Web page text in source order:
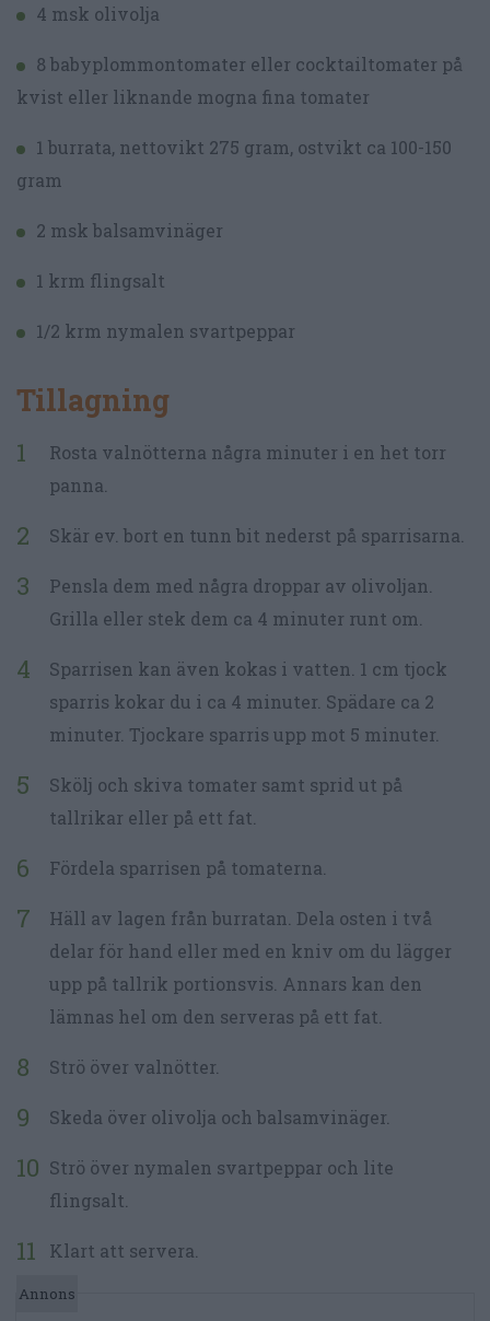
4 msk olivolja
8 babyplommontomater eller cocktailtomater på
kvist eller liknande mogna fina tomater
1 burrata, nettovikt 275 gram, ostvikt ca 100-150
gram
2 msk balsamvinäger
1 krm flingsalt
1/2 krm nymalen svartpeppar
Tillagning
Rosta valnötterna några minuter i en het torr
panna.
Skär ev. bort en tunn bit nederst på sparrisarna.
Pensla dem med några droppar av olivoljan.
Grilla eller stek dem ca 4 minuter runt om.
Sparrisen kan även kokas i vatten. 1 cm tjock
sparris kokar du i ca 4 minuter. Spädare ca 2
minuter. Tjockare sparris upp mot 5 minuter.
Skölj och skiva tomater samt sprid ut på
tallrikar eller på ett fat.
Fördela sparrisen på tomaterna.
Häll av lagen från burratan. Dela osten i två
delar för hand eller med en kniv om du lägger
upp på tallrik portionsvis. Annars kan den
lämnas hel om den serveras på ett fat.
Strö över valnötter.
Skeda över olivolja och balsamvinäger.
Strö över nymalen svartpeppar och lite
flingsalt.
Klart att servera.